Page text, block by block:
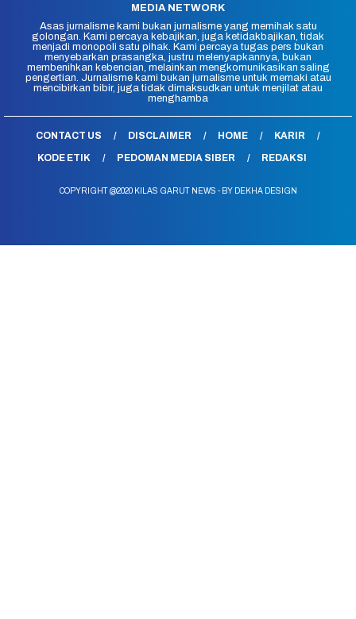
MEDIA NETWORK
Asas jurnalisme kami bukan jurnalisme yang memihak satu
golongan. Kami percaya kebajikan, juga ketidakbajikan, tidak
menjadi monopoli satu pihak. Kami percaya tugas pers bukan
menyebarkan prasangka, justru melenyapkannya, bukan
membenihkan kebencian, melainkan mengkomunikasikan saling
pengertian. Jurnalisme kami bukan jurnalisme untuk memaki atau
mencibirkan bibir, juga tidak dimaksudkan untuk menjilat atau
menghamba
CONTACT US DISCLAIMER HOME
KARIR
KODE ETIK
PEDOMAN MEDIA SIBER REDAKSI
COPYRIGHT @2020 KILAS GARUT NEWS - BY DEKHA DESIGN